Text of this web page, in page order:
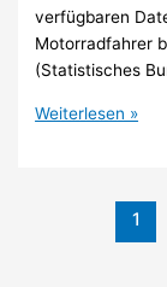
verfügbaren
Motorradfahrer
(Statistisches
Wie
Weiterlesen »
1